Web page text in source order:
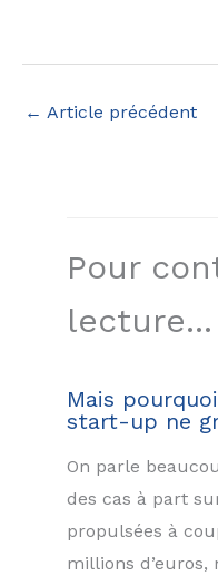
← Article précédent
Pour
lecture...
Mais
start-up ne
On parle
des cas à part
propulsées à
millions